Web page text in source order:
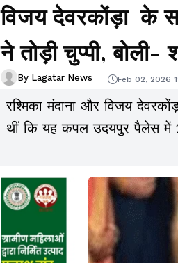
विजय देवरकोंड़ा के
ने तोड़ी चुप्पी, बोली-
By Lagatar News Feb 02, 2026
रश्मिका मंदाना और विजय
थीं कि यह कपल उदयपुर पैलेस में